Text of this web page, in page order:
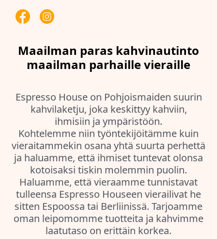
Maailman paras kahvinautinto
maailman parhaille vieraille
Espresso House on Pohjoismaiden suurin
kahvilaketju, joka keskittyy kahviin,
ihmisiin ja ympäristöön.
Kohtelemme niin työntekijöitämme kuin
vieraitammekin osana yhtä suurta perhettä
ja haluamme, että ihmiset tuntevat olonsa
kotoisaksi tiskin molemmin puolin.
Haluamme, että vieraamme tunnistavat
tulleensa Espresso Houseen vierailivat he
sitten Espoossa tai Berliinissä. Tarjoamme
oman leipomomme tuotteita ja kahvimme
laatutaso on erittäin korkea.